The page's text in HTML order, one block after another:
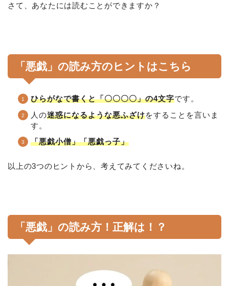
さて、あなたには読むことができますか？
「悪戯」の読み方のヒントはこちら
ひらがなで書くと「〇〇〇〇」の4文字です。
人の迷惑になるような悪ふざけをすることを言いま
す。
「悪戯小僧」「悪戯っ子」
以上の3つのヒントから、考えてみてくださいね。
「悪戯」の読み方！正解は！？